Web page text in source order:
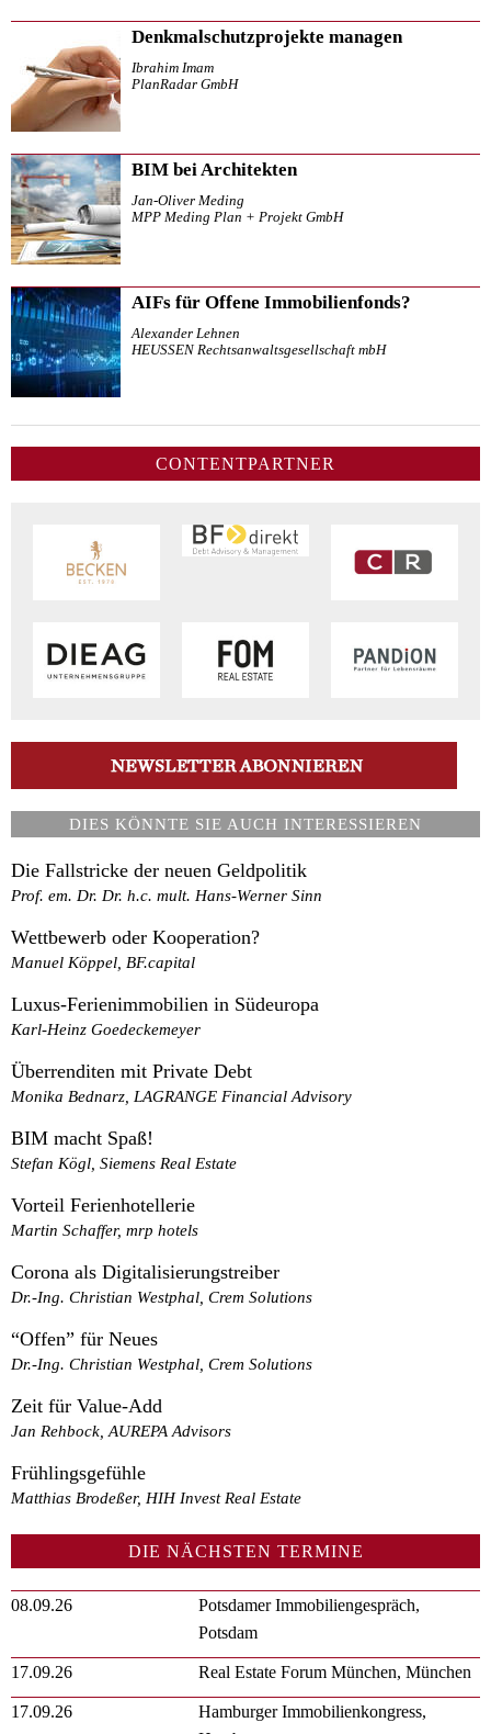
Denkmalschutzprojekte managen
Ibrahim Imam
PlanRadar GmbH
BIM bei Architekten
Jan-Oliver Meding
MPP Meding Plan + Projekt GmbH
AIFs für Offene Immobilienfonds?
Alexander Lehnen
HEUSSEN Rechtsanwaltsgesellschaft mbH
CONTENTPARTNER
DIES KÖNNTE SIE AUCH INTERESSIEREN
Die Fallstricke der neuen Geldpolitik
Prof. em. Dr. Dr. h.c. mult. Hans-Werner Sinn
Wettbewerb oder Kooperation?
Manuel Köppel, BF.capital
Luxus-Ferienimmobilien in Südeuropa
Karl-Heinz Goedeckemeyer
Überrenditen mit Private Debt
Monika Bednarz, LAGRANGE Financial Advisory
BIM macht Spaß!
Stefan Kögl, Siemens Real Estate
Vorteil Ferienhotellerie
Martin Schaffer, mrp hotels
Corona als Digitalisierungstreiber
Dr.-Ing. Christian Westphal, Crem Solutions
“Offen” für Neues
Dr.-Ing. Christian Westphal, Crem Solutions
Zeit für Value-Add
Jan Rehbock, AUREPA Advisors
Frühlingsgefühle
Matthias Brodeßer, HIH Invest Real Estate
DIE NÄCHSTEN TERMINE
08.09.26
Potsdamer Immobiliengespräch,
Potsdam
17.09.26 Real Estate Forum München, München
17.09.26
Hamburger Immobilienkongress,